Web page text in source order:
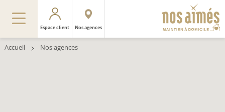
Espace client Nos agences
Accueil Nos agences